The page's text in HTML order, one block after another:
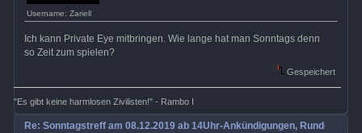
Username: Zariell
Ich kann Private Eye mitbringen. Wie lange hat man Sonntags denn
so Zeit zum spielen?
Gespeichert
"Es gibt keine harmlosen Zivilisten!" - Rambo I
Re: Sonntagstreff am 08.12.2019 ab 14Uhr-Ankündigungen,